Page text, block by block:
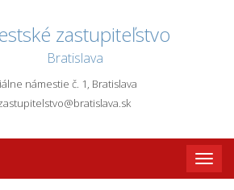
zastupiteľstvo
Bratislava
námestie č. 1, Bratislava
Toggle